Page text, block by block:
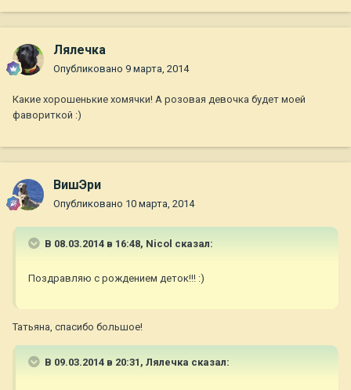
Лялечка
Опубликовано 9 марта, 2014
Какие хорошенькие хомячки! А розовая девочка будет моей
фавориткой :)
ВишЭри
Опубликовано 10 марта, 2014
В 08.03.2014 в 16:48, Nicol сказал:
Поздравляю с рождением деток!!! :)
Татьяна, спасибо большое!
В 09.03.2014 в 20:31, Лялечка сказал: